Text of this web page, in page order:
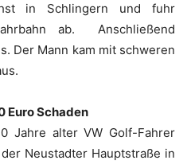
in Schlingern und fuhr
ab. Anschließend
Der Mann kam mit schweren
Euro Schaden
Jahre alter VW Golf-Fahrer
Neustadter Hauptstraße in